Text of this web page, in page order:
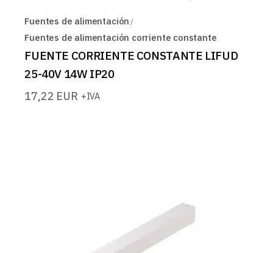
Fuentes de alimentación
Fuentes de alimentación corriente constante
FUENTE CORRIENTE CONSTANTE LIFUD
25-40V 14W IP20
17,22 EUR +IVA